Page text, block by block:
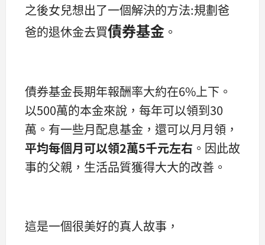
之後女兒想出了一個解決的方法:規劃爸
爸的退休金去買債券基金 。
債券基金長期年報酬率大約在6%上下。
以500萬的本金來說，每年可以領到30
萬。有一些月配息基金，還可以月月領，
平均每個月可以領2萬5千元左右 。因此故
事的父親，生活品質獲得大大的改善。
這是一個很美好的真人故事，